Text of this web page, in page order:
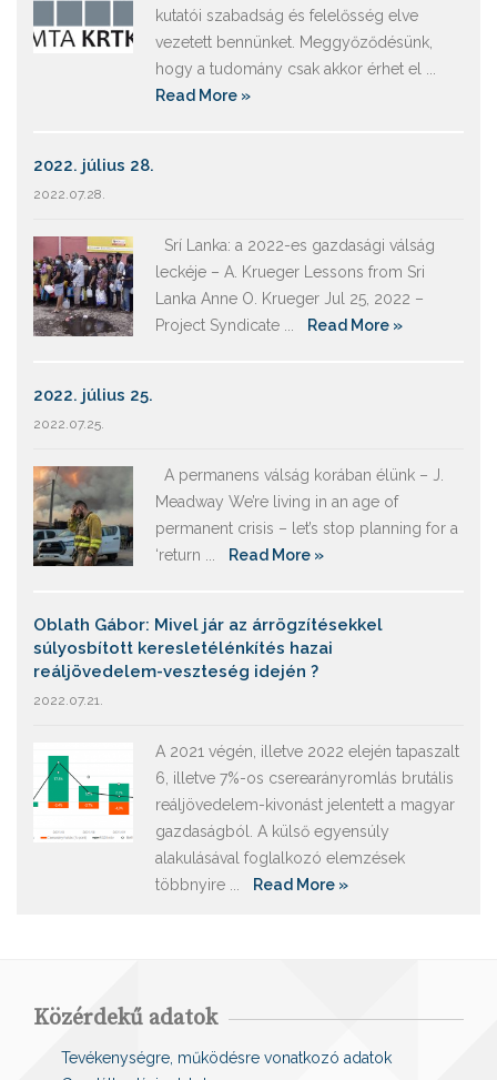
kutatói szabadság és felelősség elve
vezetett bennünket. Meggyőződésünk,
hogy a tudomány csak akkor érhet el ...
Read More »
2022. július 28.
2022.07.28.
Srí Lanka: a 2022-es gazdasági válság
leckéje – A. Krueger Lessons from Sri
Lanka Anne O. Krueger Jul 25, 2022 –
Project Syndicate ...
Read More »
2022. július 25.
2022.07.25.
A permanens válság korában élünk – J.
Meadway We’re living in an age of
permanent crisis – let’s stop planning for a
‘return ...
Read More »
Oblath Gábor: Mivel jár az árrögzítésekkel
súlyosbított keresletélénkítés hazai
reáljövedelem-veszteség idején ?
2022.07.21.
A 2021 végén, illetve 2022 elején tapaszalt
6, illetve 7%-os cserearányromlás brutális
reáljövedelem-kivonást jelentett a magyar
gazdaságból. A külső egyensúly
alakulásával foglalkozó elemzések
többnyire ...
Read More »
Közérdekű adatok
Tevékenységre, működésre vonatkozó adatok